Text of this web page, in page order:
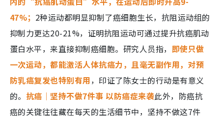
47%； 2种运动都明显抑制了癌细胞生长，抗阻运动组的
抑制力更达20-21%，证明抗阻运动可通过提升抗癌肌动
蛋白水平，来直接抑制癌细胞。研究人员指， 即使只做
一次运动，都能激活人体抗癌力，且毫无副作用，对预
防乳癌复发也特别有用，印证了陈女士的行动是有意义
的。 抗癌｜坚持不做7件事 以防癌症来袭此外，防癌抗
癌的关键往往藏在每天的生活细节中，坚持不做这7件